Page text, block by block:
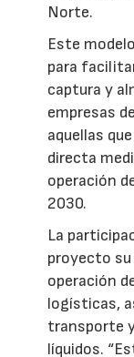
Norte.
Este
para
captura y
empresas
aquellas
directa
operación
2030.
La
proyecto su
operación
logísticas,
transporte
líquidos.